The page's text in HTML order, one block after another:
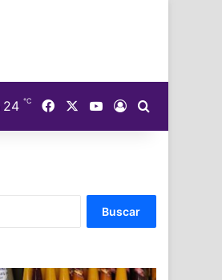
24 ℃ FacebookYouTube
Acceso